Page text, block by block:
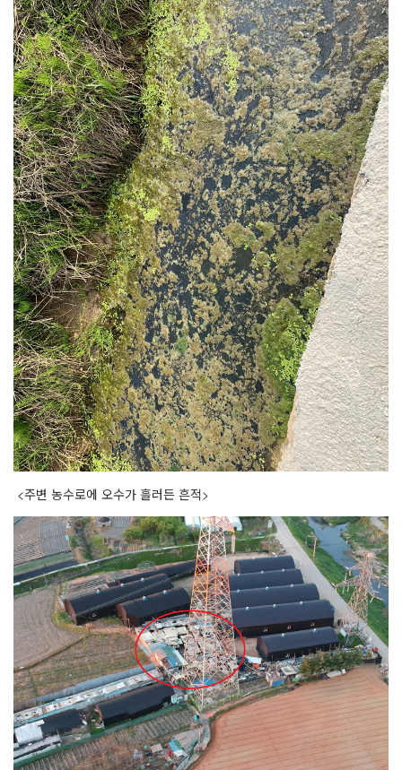
<주변 농수로에 오수가 흘러든 흔적>